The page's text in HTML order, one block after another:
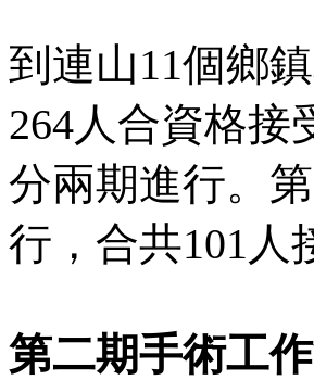
到連山11個鄉
264人合資格接
分兩期進行。
行，合共101 人
第二期手術工